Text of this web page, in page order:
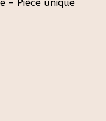
– Pièce unique